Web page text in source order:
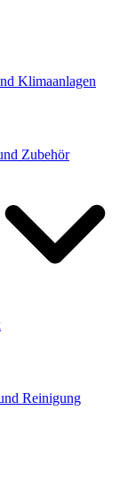
Klimaanlagen
Zubehör
Reinigung